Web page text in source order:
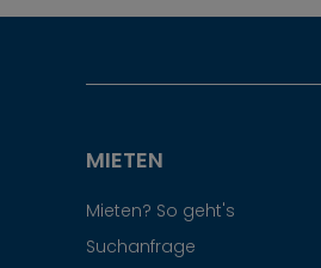
MIETEN
Mieten? So geht's
Suchanfrage